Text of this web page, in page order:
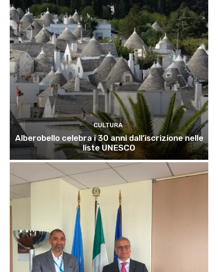
CULTURA
Alberobello celebra i 30 anni dall’iscrizione nelle
liste UNESCO